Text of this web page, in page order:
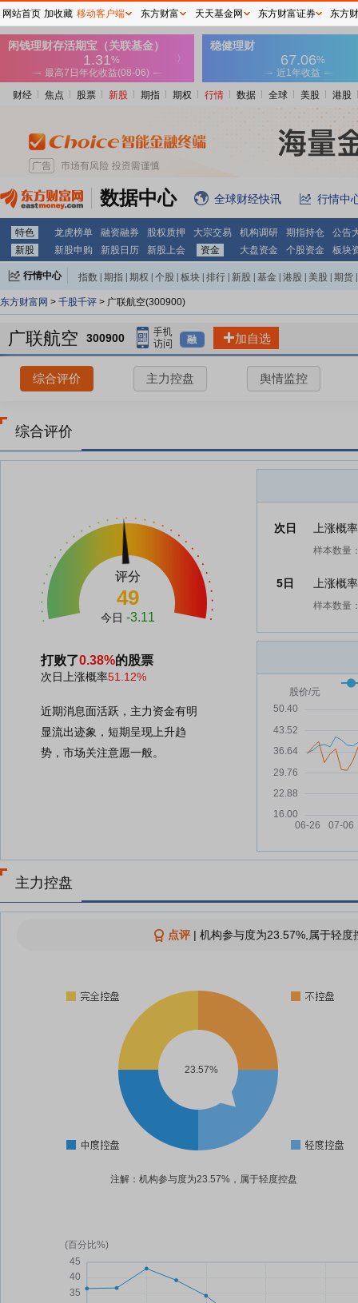
财经 焦点 股票 新股 期指 期权 行情 数据 全球 美股 港股
数据中心 全球财经快讯 行情中
特色 龙虎榜单 融资融券 股权质押 大宗交易 机构调研 期指持仓
公告
新股
新股申购 新股日历 新股上会 资金 大盘资金 个股资金 板块
行情中心 指数 期指 期权 个股 板块 排行 新股 基金 港股 美股 期货
东方财富网 > 千股千评 > 广联航空(300900)
广联航空 300900 融 加自选
综合评价 主力控盘 舆情监控
综合评价
评分
49
今日 -3.11
打败了0.38%的股票
次日上涨概率51.12%
近期消息面活跃，主力资金有明
显流出迹象，短期呈现上升趋
势，市场关注意愿一般。
次日 上涨概
样本数量
5日 上涨概
样本数量
主力控盘
点评| 机构参与度为23.57%,属于轻
23.57%
注解：机构参与度为23.57%，属于轻度控盘
网站首页 加收藏 移动客户端 东方财富 天天基金网 东方财富证券 东方